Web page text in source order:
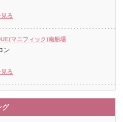
る
マニフィック)南船場
ン
る
グ